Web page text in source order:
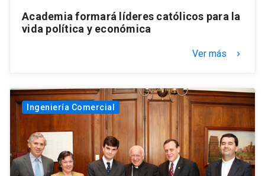
Academia formará líderes católicos para la
vida política y económica
Ver más keyboard_arrow_right
Ingeniería Comercial